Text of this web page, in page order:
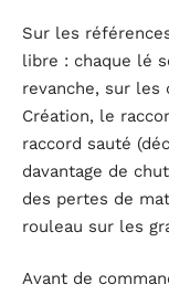
Sur les
libre : chaque lé
revanche, sur les
Création, le
raccord sauté
davantage de
des pertes de
rouleau sur les
Avant de